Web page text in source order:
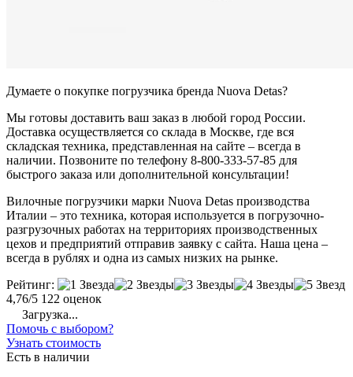
Думаете о покупке погрузчика бренда Nuova Detas?
Мы готовы доставить ваш заказ в любой город России.
Доставка осуществляется со склада в Москве, где вся
складская техника, представленная на сайте – всегда в
наличии. Позвоните по телефону 8-800-333-57-85 для
быстрого заказа или дополнительной консультации!
Вилочные погрузчики марки Nuova Detas производства
Италии – это техника, которая используется в погрузочно-
разгрузочных работах на территориях производственных
цехов и предприятий отправив заявку с сайта. Наша цена –
всегда в рублях и одна из самых низких на рынке.
Рейтинг:
4,76/5 122 оценок
Загрузка...
Помочь с выбором?
Узнать стоимость
Есть в наличии